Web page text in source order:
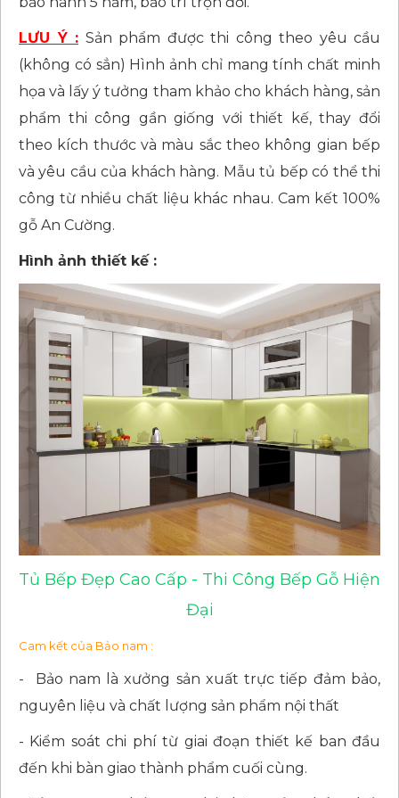
LƯU Ý : Sản phẩm được thi công theo yêu cầu
(không có sẳn) Hình ảnh chỉ mang tính chất minh
họa và lấy ý tưởng tham khảo cho khách hàng, sản
phẩm thi công gần giống với thiết kế, thay đổi
theo kích thước và màu sắc theo không gian bếp
và yêu cầu của khách hàng. Mẫu tủ bếp có thể thi
công từ nhiều chất liệu khác nhau. Cam kết 100%
gỗ An Cường.
Hình ảnh thiết kế :
Tủ Bếp Đẹp Cao Cấp - Thi Công Bếp Gỗ Hiện
Đại
Cam kết của Bảo nam :
- Bảo nam là xưởng sản xuất trực tiếp đảm bảo,
nguyên liệu và chất lượng sản phẩm nội thất
- Kiểm soát chi phí từ giai đoạn thiết kế ban đầu
đến khi bàn giao thành phẩm cuối cùng.